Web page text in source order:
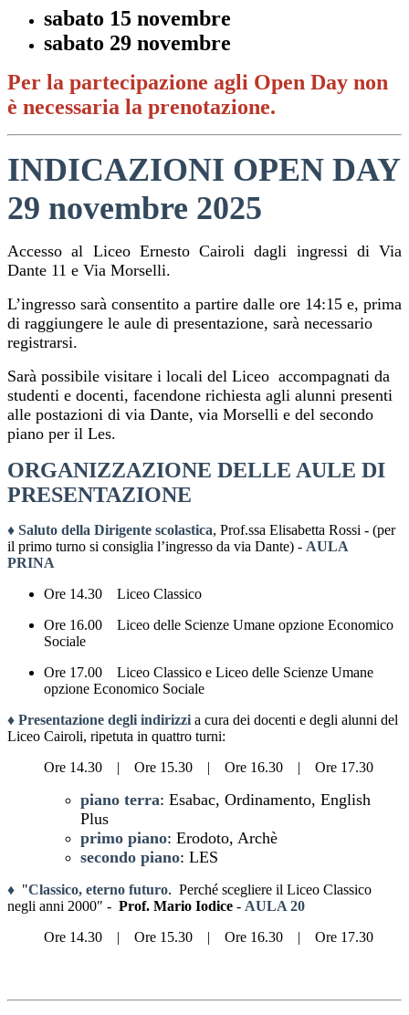
sabato 15 novembre
sabato 29 novembre
Per la partecipazione agli Open Day non
è necessaria la prenotazione.
INDICAZIONI OPEN DAY
29 novembre 2025
Accesso al Liceo Ernesto Cairoli dagli ingressi di Via
Dante 11 e Via Morselli.
L’ingresso sarà consentito a partire dalle ore 14:15 e, prima
di raggiungere le aule di presentazione, sarà necessario
registrarsi.
Sarà possibile visitare i locali del Liceo accompagnati da
studenti e docenti, facendone richiesta agli alunni presenti
alle postazioni di via Dante, via Morselli e del secondo
piano per il Les.
ORGANIZZAZIONE DELLE AULE DI
PRESENTAZIONE
♦ Saluto della Dirigente scolastica, Prof.ssa Elisabetta Rossi - (per
il primo turno si consiglia l’ingresso da via Dante) - AULA
PRINA
Ore 14.30 Liceo Classico
Ore 16.00 Liceo delle Scienze Umane opzione Economico
Sociale
Ore 17.00 Liceo Classico e Liceo delle Scienze Umane
opzione Economico Sociale
♦ Presentazione degli indirizzi a cura dei docenti e degli alunni del
Liceo Cairoli, ripetuta in quattro turni:
Ore 14.30 | Ore 15.30 | Ore 16.30 | Ore 17.30
piano terra: Esabac, Ordinamento, English
Plus
primo piano: Erodoto, Archè
secondo piano: LES
♦ "Classico, eterno futuro. Perché scegliere il Liceo Classico
negli anni 2000" - Prof. Mario Iodice - AULA 20
Ore 14.30 | Ore 15.30 | Ore 16.30 | Ore 17.30